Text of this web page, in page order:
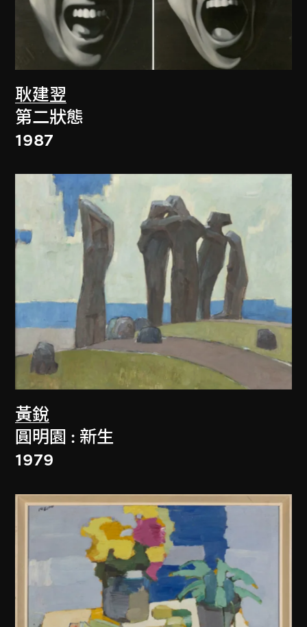
耿建翌
第二狀態
1987
黃銳
圓明園 : 新生
1979